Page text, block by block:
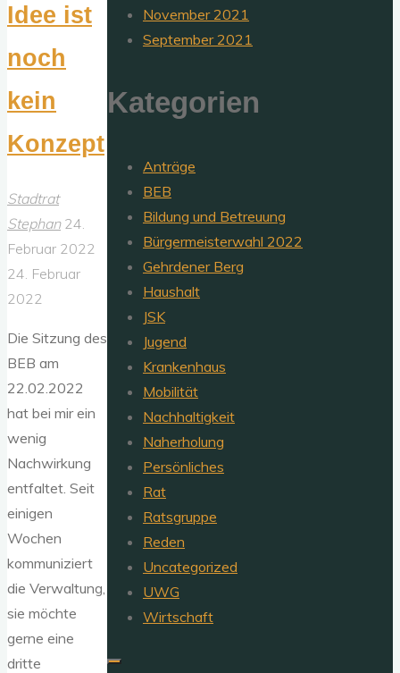
Idee ist
noch
kein
Konzept
Stadtrat
Stephan 24.
Februar 2022
24. Februar
2022
Die Sitzung des
BEB am
22.02.2022
hat bei mir ein
wenig
Nachwirkung
entfaltet. Seit
einigen
Wochen
kommuniziert
die Verwaltung,
sie möchte
gerne eine
dritte
November 2021
September 2021
Kategorien
Anträge
BEB
Bildung und Betreuung
Bürgermeisterwahl 2022
Gehrdener Berg
Haushalt
JSK
Jugend
Krankenhaus
Mobilität
Nachhaltigkeit
Naherholung
Persönliches
Rat
Ratsgruppe
Reden
Uncategorized
UWG
Wirtschaft